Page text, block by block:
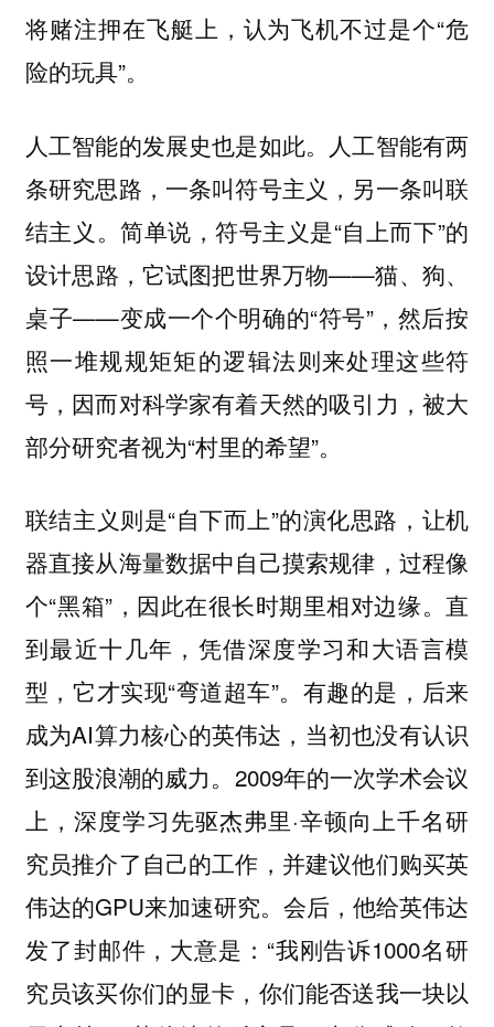
将赌注押在飞艇上，认为飞机不过是个“危
险的玩具”。
人工智能的发展史也是如此。人工智能有两
条研究思路，一条叫符号主义，另一条叫联
结主义。简单说，符号主义是“自上而下”的
设计思路，它试图把世界万物——猫、狗、
桌子——变成一个个明确的“符号”，然后按
照一堆规规矩矩的逻辑法则来处理这些符
号，因而对科学家有着天然的吸引力，被大
部分研究者视为“村里的希望”。
联结主义则是“自下而上”的演化思路，让机
器直接从海量数据中自己摸索规律，过程像
个“黑箱”，因此在很长时期里相对边缘。直
到最近十几年，凭借深度学习和大语言模
型，它才实现“弯道超车”。有趣的是，后来
成为AI算力核心的英伟达，当初也没有认识
到这股浪潮的威力。2009年的一次学术会议
上，深度学习先驱杰弗里·辛顿向上千名研
究员推介了自己的工作，并建议他们购买英
伟达的GPU来加速研究。会后，他给英伟达
发了封邮件，大意是：“我刚告诉1000名研
究员该买你们的显卡，你们能否送我一块以